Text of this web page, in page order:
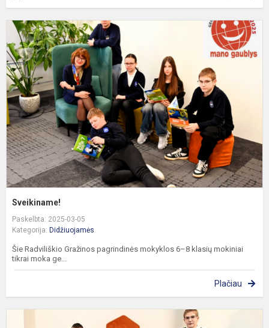
Sveikiname!
Paskelbta: 2025-03-05
Kategorija: Didžiuojamės
Šie Radviliškio Gražinos pagrindinės mokyklos 6–8 klasių mokiniai
tikrai moka ge...
Plačiau